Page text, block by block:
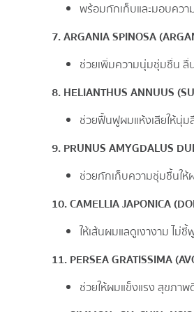
พร้อมกักเก็บและมอบคว
7. ARGANIA SPINOSA
ช่วยเพิ่มความนุ่มชุ่มชื่น ลื่
8. HELIANTHUS ANNUUS
ช่วยฟื้นฟูผมแห้งเสียให้นุ่
9. PRUNUS AMYGDALUS
ช่วยกักเก็บความชุ่มชื้นให้
10. CAMELLIA JAPONICA
ให้เส้นผมแลดูเงางาม ไม่ชี้
11. PERSEA GRATISSIMA
ช่วยให้ผมแข็งแรง สุขภา